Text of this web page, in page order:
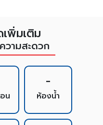
เพิ่มเติม
วามสะดวก
น
-
ห้องน้ำ